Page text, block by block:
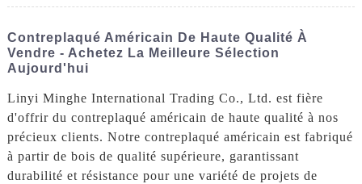
Contreplaqué Américain De Haute Qualité À
Vendre - Achetez La Meilleure Sélection
Aujourd'hui
Linyi Minghe International Trading Co., Ltd. est fière
d'offrir du contreplaqué américain de haute qualité à nos
précieux clients. Notre contreplaqué américain est fabriqué
à partir de bois de qualité supérieure, garantissant
durabilité et résistance pour une variété de projets de